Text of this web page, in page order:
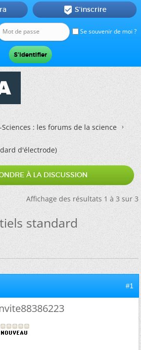
Se souvenir de moi ?
 S'inscrire
: les forums de la science
d'électrode)
À LA DISCUSSION
Affichage des résultats 1 à 3 sur 3
standard
#1